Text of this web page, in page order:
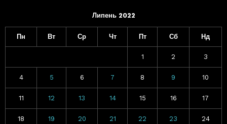
Липень 2022
Пн Вт Ср Чт Пт Сб Нд
1 2 3
4 5 6 7 8 9 10
11 12 13 14 15 16 17
18 19 20 21 22 23 24